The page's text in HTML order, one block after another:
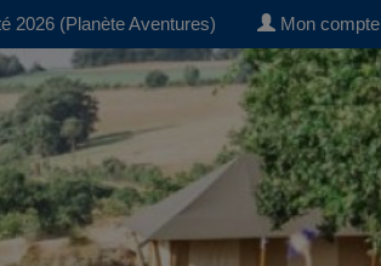
2026 (Planète Aventures) Mon compte